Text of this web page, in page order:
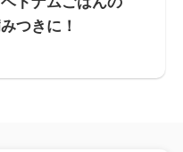
つきに！